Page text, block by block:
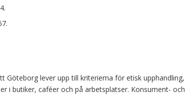
Göteborg lever upp till kriterierna för etisk upphandling,
i butiker, caféer och på arbetsplatser. Konsument- och